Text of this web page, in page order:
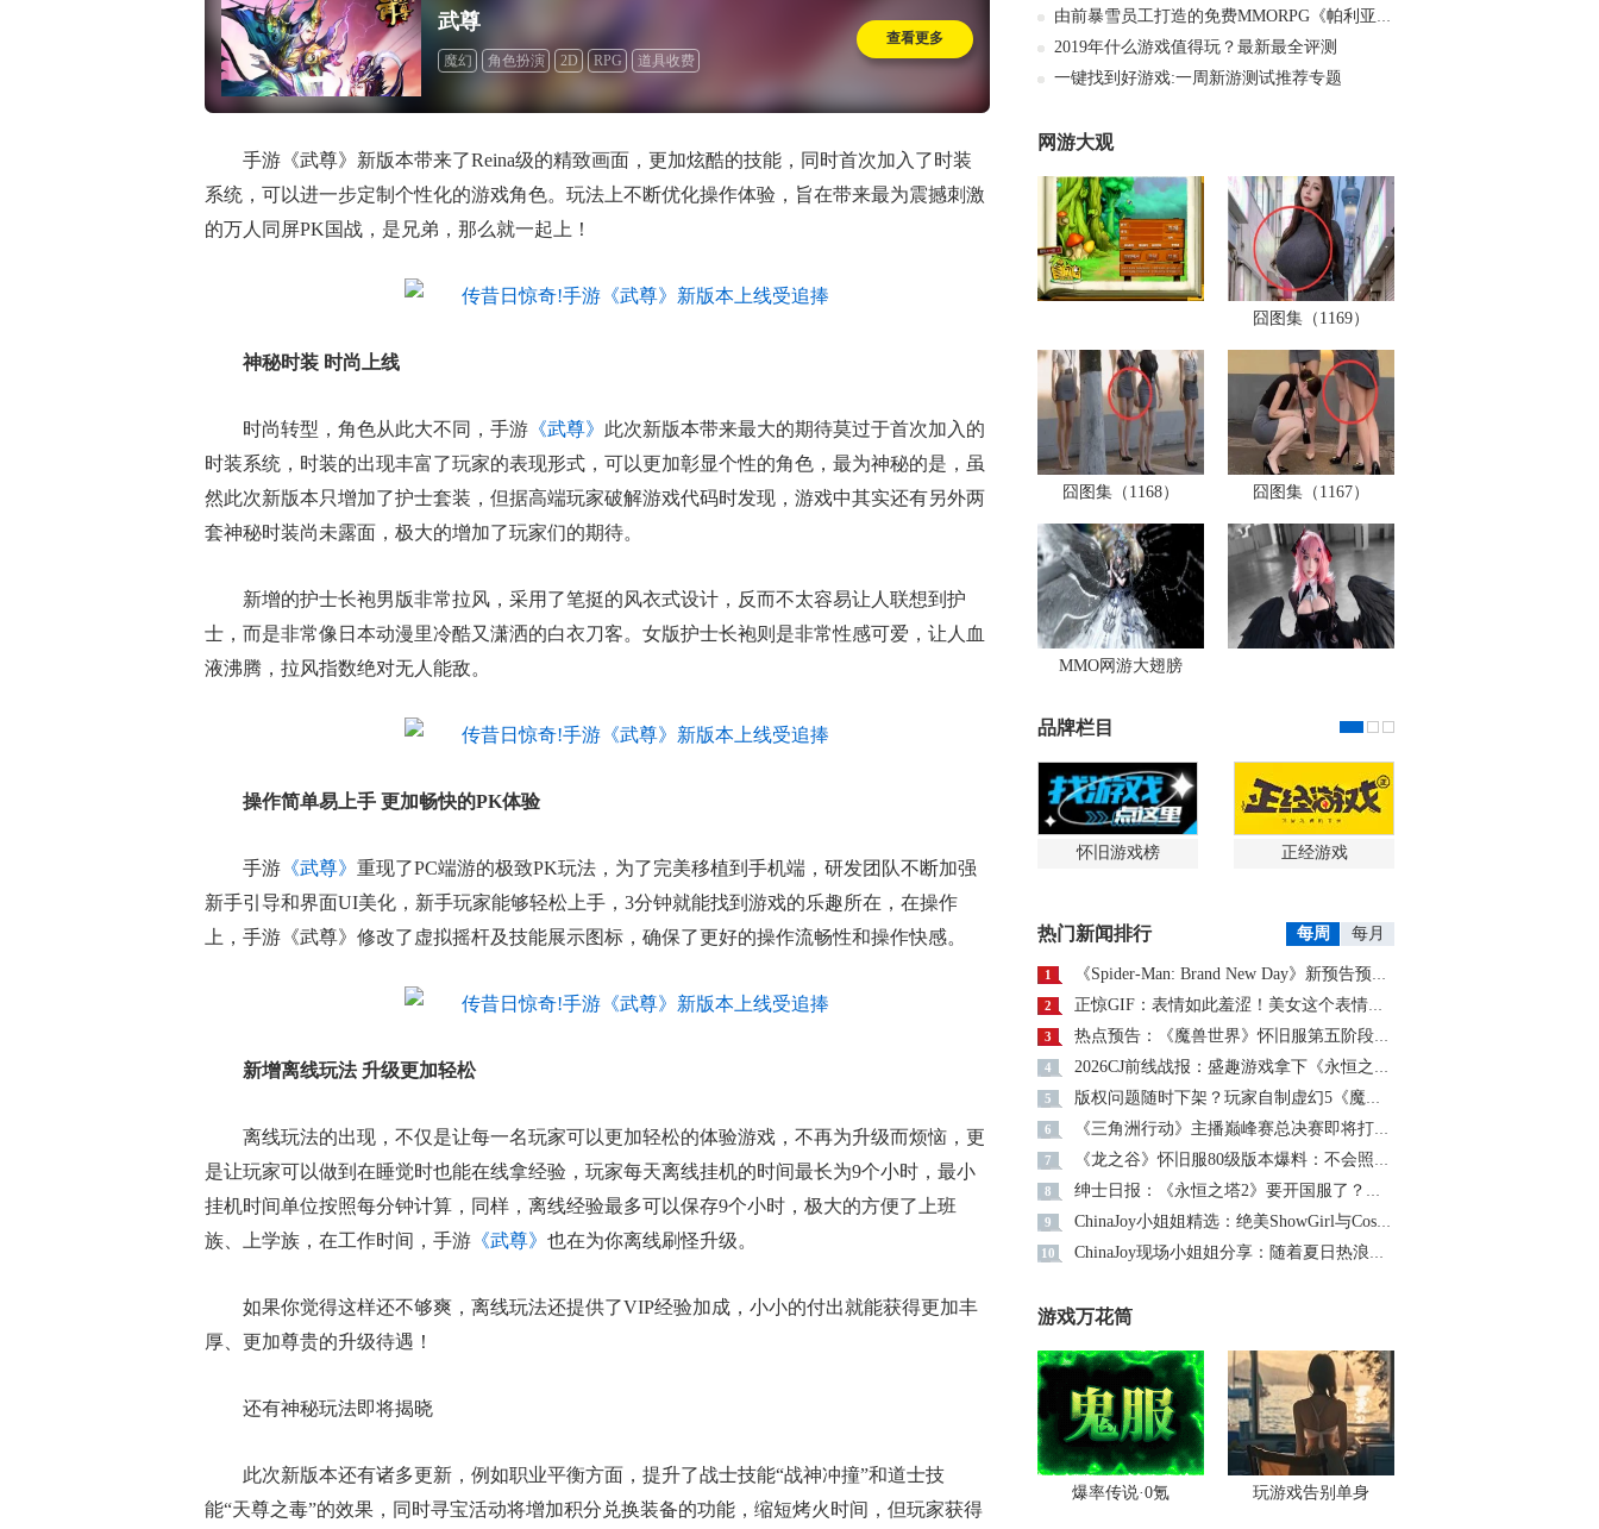
武尊
魔幻 角色扮演 2D RPG 道具收费
查看更多
手游《武尊》新版本带来了Reina级的精致画面，更加炫酷的技能，同时首次加入了时装
系统，可以进一步定制个性化的游戏角色。玩法上不断优化操作体验，旨在带来最为震撼刺激
的万人同屏PK国战，是兄弟，那么就一起上！
神秘时装 时尚上线
时尚转型，角色从此大不同，手游 《武尊》 此次新版本带来最大的期待莫过于首次加入的
时装系统，时装的出现丰富了玩家的表现形式，可以更加彰显个性的角色，最为神秘的是，虽
然此次新版本只增加了护士套装，但据高端玩家破解游戏代码时发现，游戏中其实还有另外两
套神秘时装尚未露面，极大的增加了玩家们的期待。
新增的护士长袍男版非常拉风，采用了笔挺的风衣式设计，反而不太容易让人联想到护
士，而是非常像日本动漫里冷酷又潇洒的白衣刀客。女版护士长袍则是非常性感可爱，让人血
液沸腾，拉风指数绝对无人能敌。
操作简单易上手 更加畅快的PK体验
手游 《武尊》 重现了PC端游的极致PK玩法，为了完美移植到手机端，研发团队不断加强
新手引导和界面UI美化，新手玩家能够轻松上手，3分钟就能找到游戏的乐趣所在，在操作
上，手游《武尊》修改了虚拟摇杆及技能展示图标，确保了更好的操作流畅性和操作快感。
新增离线玩法 升级更加轻松
离线玩法的出现，不仅是让每一名玩家可以更加轻松的体验游戏，不再为升级而烦恼，更
是让玩家可以做到在睡觉时也能在线拿经验，玩家每天离线挂机的时间最长为9个小时，最小
挂机时间单位按照每分钟计算，同样，离线经验最多可以保存9个小时，极大的方便了上班
族、上学族，在工作时间，手游 《武尊》 也在为你离线刷怪升级。
如果你觉得这样还不够爽，离线玩法还提供了VIP经验加成，小小的付出就能获得更加丰
厚、更加尊贵的升级待遇！
还有神秘玩法即将揭晓
此次新版本还有诸多更新，例如职业平衡方面，提升了战士技能“战神冲撞”和道士技
能“天尊之毒”的效果，同时寻宝活动将增加积分兑换装备的功能，缩短烤火时间，但玩家获得
由前暴雪员工打造的免费MMORPG《帕利亚》如…
2019年什么游戏值得玩？最新最全评测
一键找到好游戏:一周新游测试推荐专题
网游大观
囧图集（1169）
囧图集（1168） 囧图集（1167）
MMO网游大翅膀
品牌栏目
怀旧游戏榜 正经游戏
热门新闻排行 每周 每月
1 《Spider-Man: Brand New Day》新预告预计明日发布，另有一张新剧照公开
2 正惊GIF：表情如此羞涩！美女这个表情太好看，直接让人遐想连篇
3 热点预告：《魔兽世界》怀旧服第五阶段开启！《三角洲行动》开启全新宝藏月摸大红！
4 2026CJ前线战报：盛趣游戏拿下《永恒之塔2》国服代理
5 版权问题随时下架？玩家自制虚幻5《魔兽世界》8月15日上线
6 《三角洲行动》主播巅峰赛总决赛即将打响！8月2日，群星汇聚，新王加冕！
7 《龙之谷》怀旧服80级版本爆料：不会照搬正式服，这次要玩点不一样的
8 绅士日报：《永恒之塔2》要开国服了？游戏中的涩涩时装抢先看
9 ChinaJoy小姐姐精选：绝美ShowGirl与Coser大赏！（5）
10 ChinaJoy现场小姐姐分享：随着夏日热浪的滚滚而来（1）
游戏万花筒
爆率传说·0氪 玩游戏告别单身